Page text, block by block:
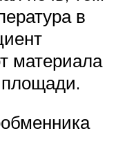
в
материала